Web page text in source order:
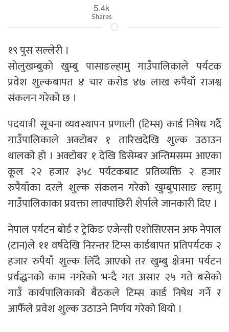
5.4k
Shares
१९ पुस सल्लेरी ।
सोलुखम्बुको खुम्बु पासाङल्हामु गाउँपालिकाले पर्यटक
प्रवेश शुल्कबापत ४ चार करोड ४७ लाख रुपैयाँ राजश्व
संकलन गरेको छ ।
पदयात्री सूचना व्यवस्थापन प्रणाली (टिम्स) कार्ड निषेध गर्दै
गाउँपालिकाले अक्टोबर १ तारिखदेखि शुल्क उठाउन
थालको हो । अक्टोबर १ देखि डिसेम्बर अन्तिमसम्म आएका
कूल २२ हजार ३५८ पर्यटकबाट प्रतिव्यक्ति २ हजार
रुपैयाँका दरले शुल्क संकलन गरेको खुम्बुपासाङ ल्हामु
गाउँपालिकाका प्रवक्ता लाक्पाछिरी शेर्पाले जानकारी दिए ।
नेपाल पर्यटन बोर्ड र ट्रेकिङ एजेन्सी एशोसिएसन अफ नेपाल
(टान)ले ११ वर्षदेखि निरन्तर टिम्स कार्डबापत प्रतिपर्यटक २
हजार रुपैयाँ शुल्क लिँदै आएको तर खुम्बु क्षेत्रमा पर्यटन
प्रर्वद्धनकाे काम नगरेकाे भन्दै गत असार २५ गते बसेको
गाउँ कार्यपालिकाको बैठकले टिम्स कार्ड निषेध गर्ने र
आफैँले प्रवेश शुल्क उठाउने निर्णय गरेको थियो ।